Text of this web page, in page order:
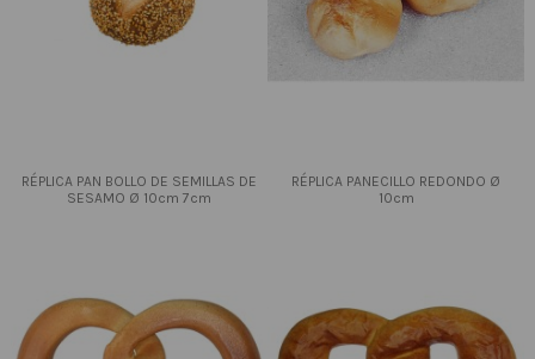
RÉPLICA PAN BOLLO DE SEMILLAS DE
SESAMO Ø 10cm 7cm
RÉPLICA PANECILLO REDONDO Ø
10cm